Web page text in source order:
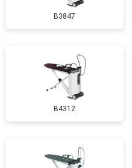
B3847
B4312